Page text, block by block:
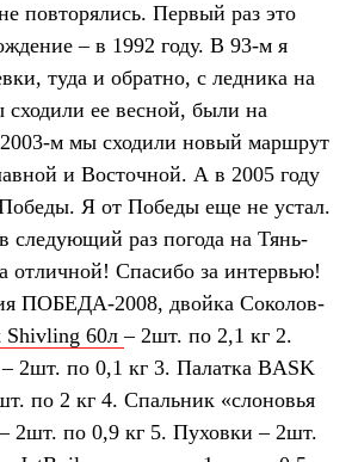
повторялись. Первый раз это
– в 1992 году. В 93-м я
туда и обратно, с ледника на
ее весной, были на
м мы сходили новый маршрут
и Восточной. А в 2005 году
Я от Победы еще не устал.
следующий раз погода на Тянь-
отличной! Спасибо за интервью!
ПОБЕДА-2008, двойка Соколов-
Shivling 60л– 2шт. по 2,1 кг 2.
2шт. по 0,1 кг 3. Палатка BASK
по 2 кг 4. Спальник «слоновья
2шт. по 0,9 кг 5. Пуховки – 2шт.